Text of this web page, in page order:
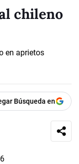
chileno
Búsqueda en